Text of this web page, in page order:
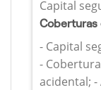
Capital
Coberturas
- Capital
-
acidental;